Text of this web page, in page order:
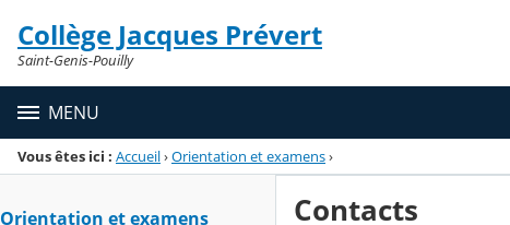
Menu de la rubrique
Contenu
Collège Jacques Prévert
Saint-Genis-Pouilly
MENU
Vous êtes ici : Accueil›Orientation et examens›
Orientation et examens Contacts